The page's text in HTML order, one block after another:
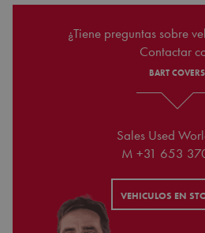
¿Tiene preguntas sobre
Contactar
BART COVERS
Sales Used
M +31 653
VEHICULOS EN